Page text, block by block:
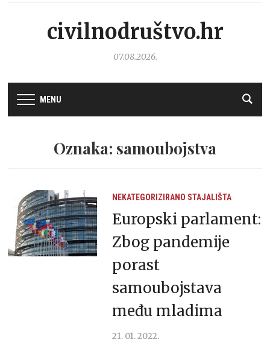
civilnodruštvo.hr
07.08.2026.
MENU
Oznaka: samoubojstva
NEKATEGORIZIRANO STAJALIŠTA
Europski parlament:
Zbog pandemije
porast
samoubojstava
među mladima
21. 01. 2022.